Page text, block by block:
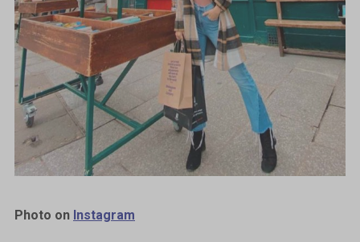
Photo on Instagram